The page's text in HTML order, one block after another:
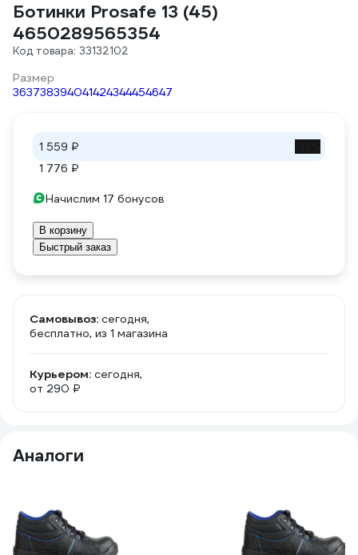
Ботинки Prosafe 13 (45)
4650289565354
Код товара: 33132102
Размер
363738394041424344454647
1 559 ₽
1 776 ₽
Начислим 17 бонусов
В корзину
Быстрый заказ
Самовывоз: сегодня,
бесплатно, из 1 магазина
Курьером: сегодня,
от 290 ₽
Аналоги